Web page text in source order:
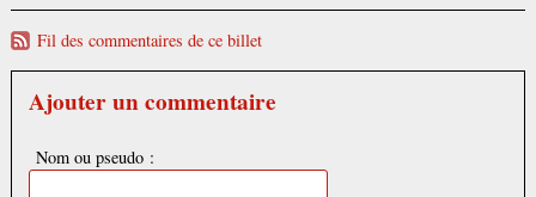
Fil des commentaires de ce billet
Ajouter un commentaire
Nom ou pseudo :